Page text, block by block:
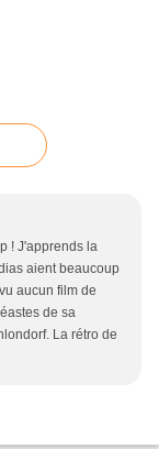
! J'apprends la
aient beaucoup
aucun film de
de sa
La rétro de